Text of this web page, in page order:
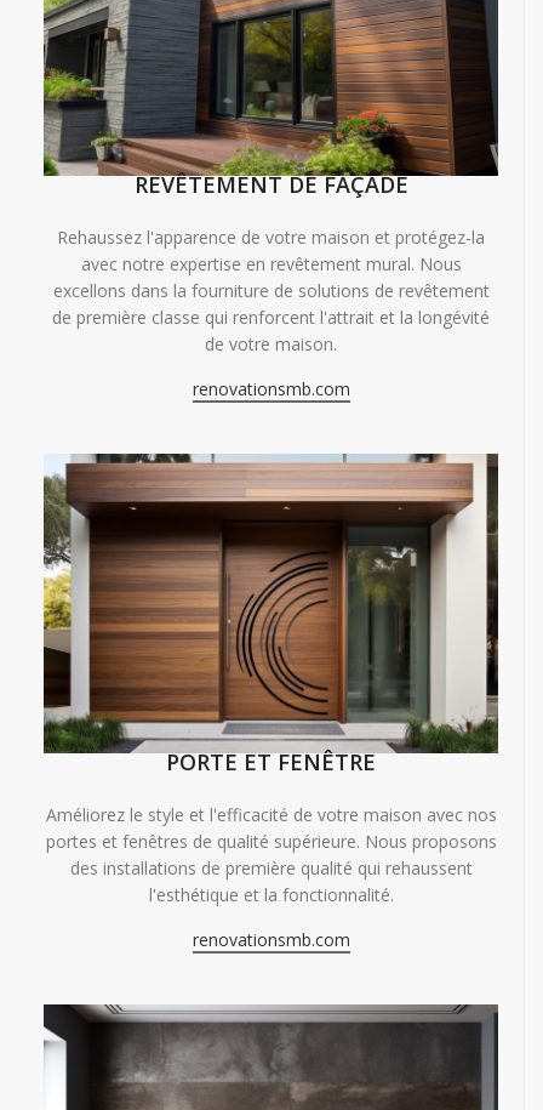
REVÊTEMENT DE FAÇADE
Rehaussez l'apparence de votre maison et protégez-la
avec notre expertise en revêtement mural. Nous
excellons dans la fourniture de solutions de revêtement
de première classe qui renforcent l'attrait et la longévité
de votre maison.
renovationsmb.com
PORTE ET FENÊTRE
Améliorez le style et l'efficacité de votre maison avec nos
portes et fenêtres de qualité supérieure. Nous proposons
des installations de première qualité qui rehaussent
l'esthétique et la fonctionnalité.
renovationsmb.com